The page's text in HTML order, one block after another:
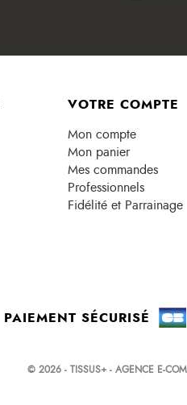
VOTRE COMPTE
Mon compte
Mon panier
Mes commandes
Professionnels
Fidélité et Parrainage
PAIEMENT SÉCURISÉ
© 2026 - TISSUS+ - AGENCE E-